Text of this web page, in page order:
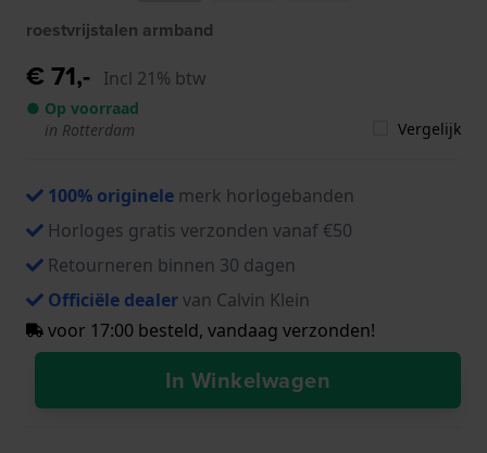
roestvrijstalen armband
€ 71,- Incl 21% btw
● Op voorraad
in Rotterdam
Vergelijk
100% originele merk horlogebanden
Horloges gratis verzonden vanaf €50
Retourneren binnen 30 dagen
Officiële dealervan Calvin Klein
voor 17:00 besteld, vandaag verzonden!
In Winkelwagen